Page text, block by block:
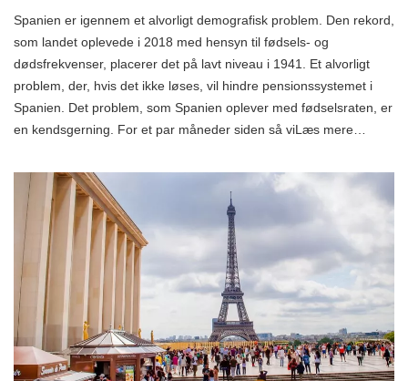
Spanien er igennem et alvorligt demografisk problem. Den rekord,
som landet oplevede i 2018 med hensyn til fødsels- og
dødsfrekvenser, placerer det på lavt niveau i 1941. Et alvorligt
problem, der, hvis det ikke løses, vil hindre pensionssystemet i
Spanien. Det problem, som Spanien oplever med fødselsraten, er
en kendsgerning. For et par måneder siden så viLæs mere…